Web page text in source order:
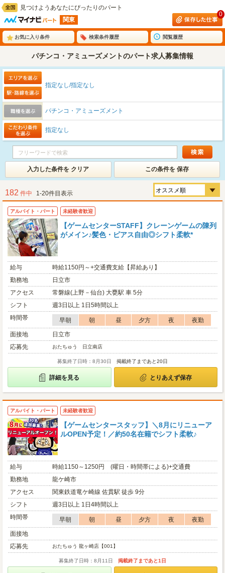
見つけようあなたにぴったりのパート
関東
0
お気に入り条件 検索条件履歴 閲覧履歴
パチンコ・アミューズメントのパート求人募集情報
指定なし/指定なし
パチンコ・アミューズメント
指定なし
入力した条件を クリア この条件を 保存
182 件中 1-20件目表示
アルバイト・パート 未経験者歓迎
【ゲームセンターSTAFF】クレーンゲームの陳列
がメイン♪髪色・ピアス自由◎シフト柔軟*
給与
時給1150円～+交通費支給【昇給あり】
勤務地
日立市
アクセス
常磐線(上野－仙台) 大甕駅 車 5分
シフト
週3日以上 1日5時間以上
時間帯
早朝 朝 昼 夕方 夜
夜勤
面接地
日立市
応募先
おたちゅう 日立南店
募集終了日時：8月30日 掲載終了まであと20日
詳細を見る とりあえず保存
アルバイト・パート 未経験者歓迎
【ゲームセンタースタッフ】＼8月にリニューア
ルOPEN予定！／約50名在籍でシフト柔軟♪
給与
時給1150～1250円 (曜日・時間帯による)+交通費
勤務地
龍ケ崎市
アクセス
関東鉄道竜ケ崎線 佐貫駅 徒歩 9分
シフト
週3日以上 1日4時間以上
時間帯
早朝 朝 昼 夕方 夜
夜勤
面接地
応募先
おたちゅう 龍ヶ崎店【001】
募集終了日時：8月11日 掲載終了まであと1日